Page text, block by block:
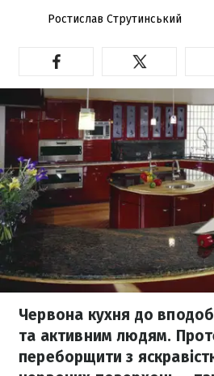
Ростислав Струтинський
Червона кухня до
та активним людям.
переборщити з